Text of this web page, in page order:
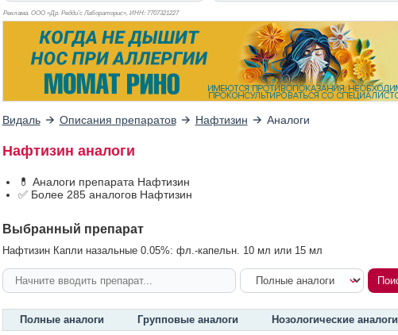
Реклама. ООО «Др. Редди’с Лабораторис», ИНН: 7707321227
Видаль Описания препаратов Нафтизин Аналоги
Нафтизин аналоги
💊 Аналоги препарата Нафтизин
✅ Более 285 аналогов Нафтизин
Выбранный препарат
Нафтизин Капли назальные 0.05%: фл.-капельн. 10 мл или 15 мл
Полные аналоги Групповые аналоги Нозологические аналоги